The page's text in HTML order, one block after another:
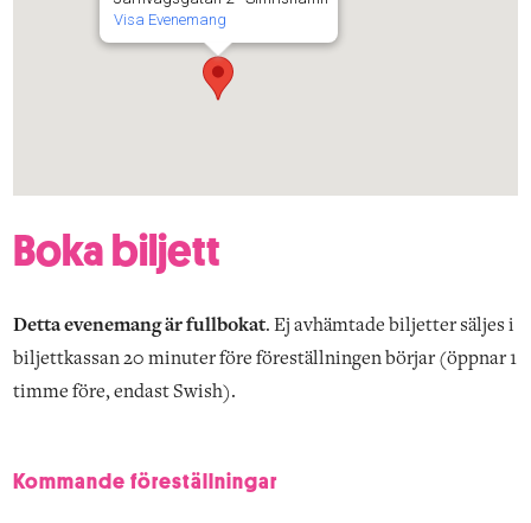
Visa Evenemang
Boka biljett
Detta evenemang är fullbokat. Ej avhämtade biljetter säljes i
biljettkassan 20 minuter före föreställningen börjar (öppnar 1
timme före, endast Swish).
Kommande föreställningar